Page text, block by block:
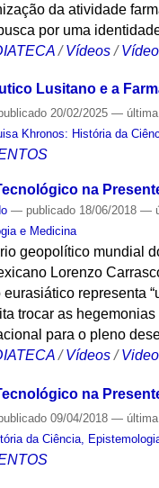
da atividade
por uma
/Vídeos /
Lusitano e a
20/02/2025—
Khronos: História da
na
— publicado 18/06/2018—
e Medicina
geopolítico mundial
Lorenzo
representa
trocar as
para o pleno
/Vídeos /
na
09/04/2018—
da Ciência,